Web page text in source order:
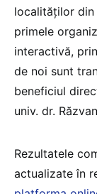
localităților din
primele
interactivă,
de noi sunt
beneficiul
univ. dr.
Rezultatele
actualizate în